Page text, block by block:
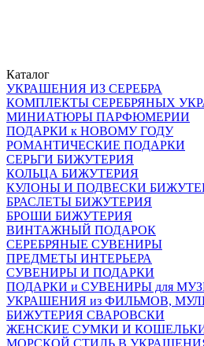
Каталог
УКРАШЕНИЯ ИЗ СЕРЕБРА
КОМПЛЕКТЫ СЕРЕБРЯНЫХ
МИНИАТЮРЫ ПАРФЮМЕРИИ
ПОДАРКИ к НОВОМУ ГОДУ
РОМАНТИЧЕСКИЕ ПОДАРКИ
СЕРЬГИ БИЖУТЕРИЯ
КОЛЬЦА БИЖУТЕРИЯ
КУЛОНЫ И ПОДВЕСКИ
БРАСЛЕТЫ БИЖУТЕРИЯ
БРОШИ БИЖУТЕРИЯ
ВИНТАЖНЫЙ ПОДАРОК
СЕРЕБРЯНЫЕ СУВЕНИРЫ
ПРЕДМЕТЫ ИНТЕРЬЕРА
СУВЕНИРЫ И ПОДАРКИ
ПОДАРКИ и СУВЕНИРЫ для
УКРАШЕНИЯ из ФИЛЬМОВ,
БИЖУТЕРИЯ СВАРОВСКИ
ЖЕНСКИЕ СУМКИ И
МОРСКОЙ СТИЛЬ В